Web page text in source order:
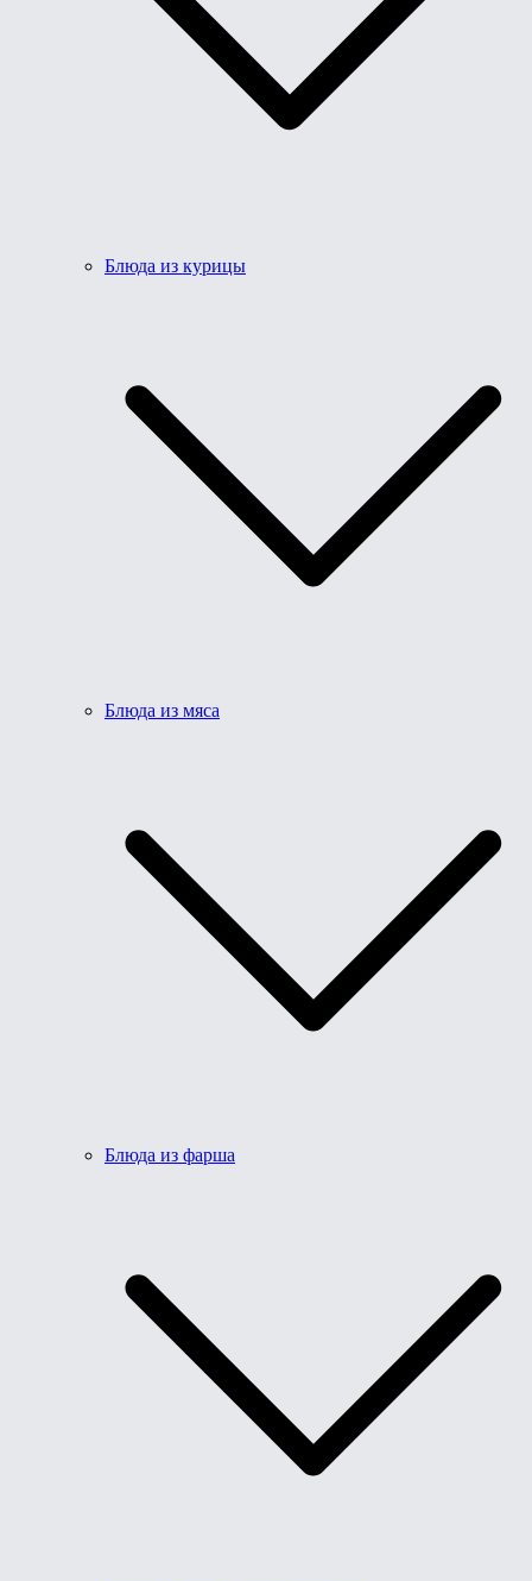
Блюда из курицы
Блюда из мяса
Блюда из фарша